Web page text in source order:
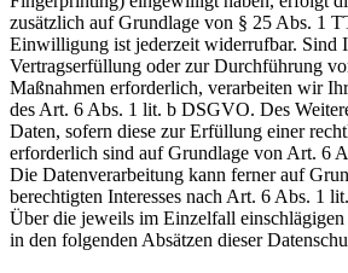
zusätzlich auf Grundlage von § 25 Abs. 1
Einwilligung ist jederzeit widerrufbar. Sind
Vertragserfüllung oder zur Durchführung
Maßnahmen erforderlich, verarbeiten wir
des Art. 6 Abs. 1 lit. b DSGVO. Des
Daten, sofern diese zur Erfüllung einer
erforderlich sind auf Grundlage von Art. 6
Die Datenverarbeitung kann ferner auf
berechtigten Interesses nach Art. 6 Abs. 1
Über die jeweils im Einzelfall
in den folgenden Absätzen dieser